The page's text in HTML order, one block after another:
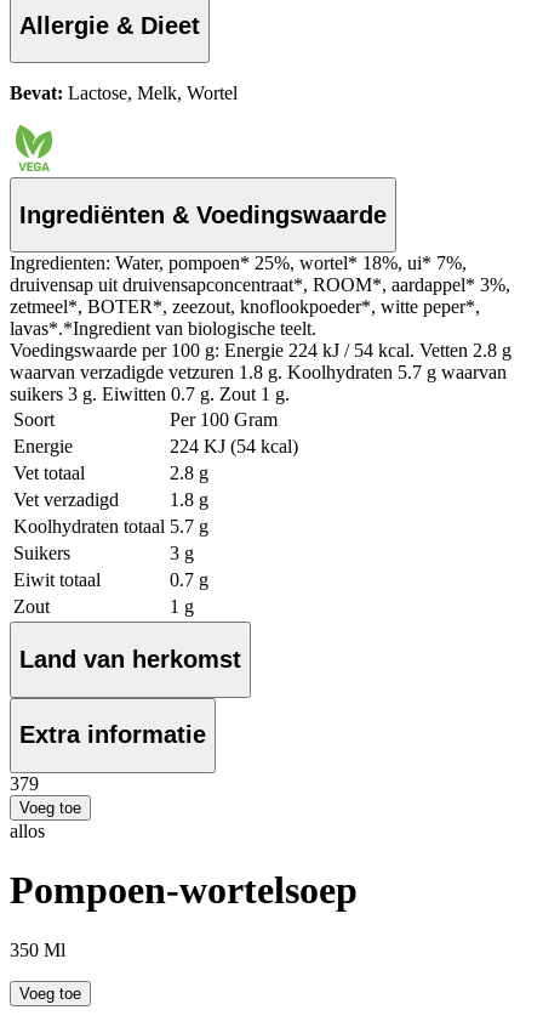
Allergie & Dieet
Bevat: Lactose, Melk, Wortel
Ingrediënten & Voedingswaarde
Ingredienten: Water, pompoen* 25%, wortel* 18%, ui* 7%,
druivensap uit druivensapconcentraat*, ROOM*, aardappel* 3%,
zetmeel*, BOTER*, zeezout, knoflookpoeder*, witte peper*,
lavas*.*Ingredient van biologische teelt.
Voedingswaarde per 100 g: Energie 224 kJ / 54 kcal. Vetten 2.8 g
waarvan verzadigde vetzuren 1.8 g. Koolhydraten 5.7 g waarvan
suikers 3 g. Eiwitten 0.7 g. Zout 1 g.
Soort
Per 100 Gram
Energie
224 KJ (54 kcal)
Vet totaal
2.8 g
Vet verzadigd
1.8 g
Koolhydraten totaal 5.7 g
Suikers
3 g
Eiwit totaal
0.7 g
Zout
1 g
Land van herkomst
Extra informatie
379
Voeg toe
allos
Pompoen-wortelsoep
350 Ml
Voeg toe